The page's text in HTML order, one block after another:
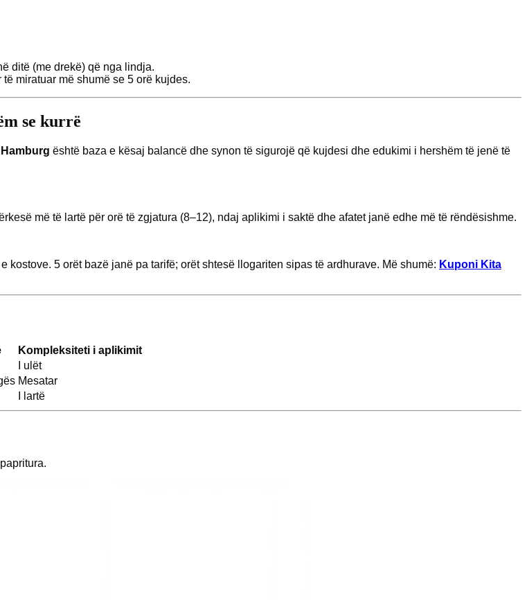
ditë (me drekë) që nga lindja.
miratuar më shumë se 5 orë kujdes.
se kurrë
është baza e kësaj balancë dhe synon të sigurojë që kujdesi dhe edukimi i hershëm të jenë të
më të lartë për orë të zgjatura (8–12), ndaj aplikimi i saktë dhe afatet janë edhe më të rëndësishme.
kostove. 5 orët bazë janë pa tarifë; orët shtesë llogariten sipas të ardhurave. Më shumë: Kuponi Kita
Kompleksiteti i aplikimit
I ulët
Mesatar
I lartë